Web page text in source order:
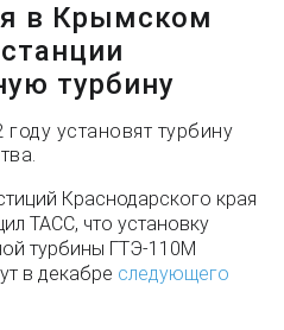
в Крымском
турбину
установят турбину
Краснодарского края
ТАСС, что установку
турбины ГТЭ-110М
в декабре следующего